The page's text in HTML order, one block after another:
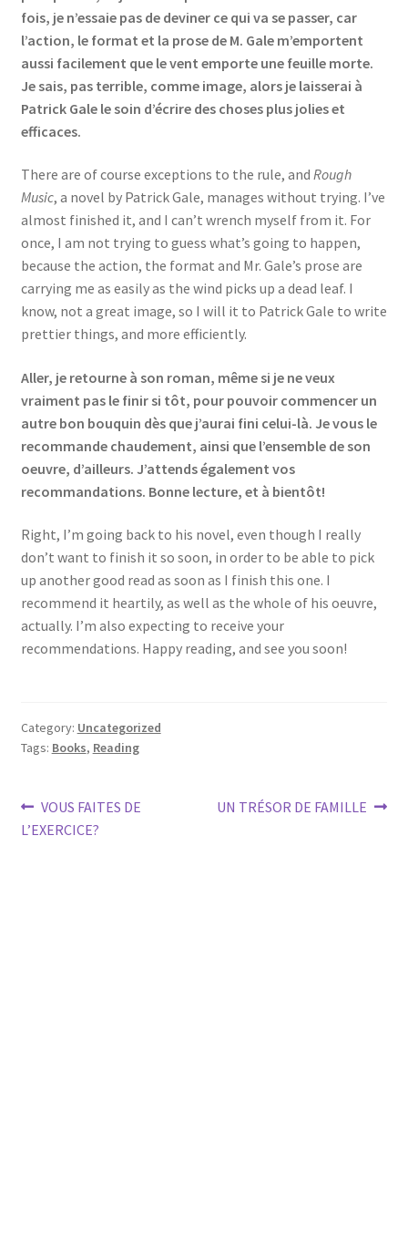
fois, je n’essaie pas de deviner ce qui va se passer, car
l’action, le format et la prose de M. Gale m’emportent
aussi facilement que le vent emporte une feuille morte.
Je sais, pas terrible, comme image, alors je laisserai à
Patrick Gale le soin d’écrire des choses plus jolies et
efficaces.
There are of course exceptions to the rule, and Rough
Music, a novel by Patrick Gale, manages without trying. I’ve
almost finished it, and I can’t wrench myself from it. For
once, I am not trying to guess what’s going to happen,
because the action, the format and Mr. Gale’s prose are
carrying me as easily as the wind picks up a dead leaf. I
know, not a great image, so I will it to Patrick Gale to write
prettier things, and more efficiently.
Aller, je retourne à son roman, même si je ne veux
vraiment pas le finir si tôt, pour pouvoir commencer un
autre bon bouquin dès que j’aurai fini celui-là. Je vous le
recommande chaudement, ainsi que l’ensemble de son
oeuvre, d’ailleurs. J’attends également vos
recommandations. Bonne lecture, et à bientôt!
Right, I’m going back to his novel, even though I really
don’t want to finish it so soon, in order to be able to pick
up another good read as soon as I finish this one. I
recommend it heartily, as well as the whole of his oeuvre,
actually. I’m also expecting to receive your
recommendations. Happy reading, and see you soon!
Category: Uncategorized
Tags: Books, Reading
Post
navigation
Previous
post:
VOUS FAITES DE
L’EXERCICE?
Next
UN TRÉSOR DE FAMILLE